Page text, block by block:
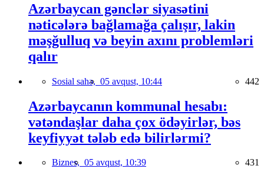
Azərbaycan gənclər siyasətini
nəticələrə bağlamağa çalışır, lakin
məşğulluq və beyin axını problemləri
qalır
Sosial sahə, 05 avqust, 10:44 442
Azərbaycanın kommunal hesabı:
vətəndaşlar daha çox ödəyirlər, bəs
keyfiyyət tələb edə bilirlərmi?
Biznes, 05 avqust, 10:39 431